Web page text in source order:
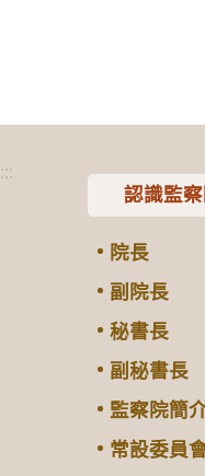
:::
認識監
院長
副院長
秘書長
副秘書長
監察院簡
常設委員